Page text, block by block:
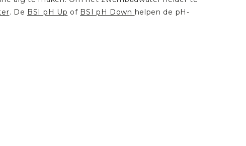
. De BSI pH Up of BSI pH Down helpen de pH-